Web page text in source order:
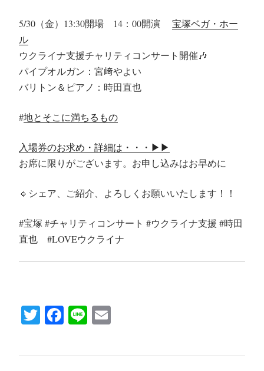
5/30（金）13:30開場 14：00開演 宝塚ベガ・ホー
ル
ウクライナ支援チャリティコンサート開催🎶
パイプオルガン：宮﨑やよい
バリトン＆ピアノ：時田直也
#地とそこに満ちるもの
入場券のお求め・詳細は・・・▶︎▶︎
お席に限りがございます。お申し込みはお早めに
🔹シェア、ご紹介、よろしくお願いいたします！！
#宝塚 #チャリティコンサート #ウクライナ支援 #時田
直也 #LOVEウクライナ
T Fa Li